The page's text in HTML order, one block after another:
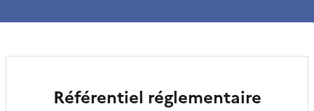
Référentiel réglementaire